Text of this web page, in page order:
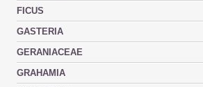
FICUS
GASTERIA
GERANIACEAE
GRAHAMIA